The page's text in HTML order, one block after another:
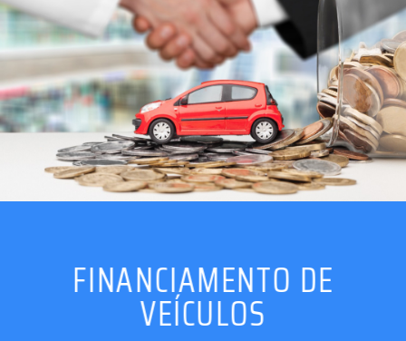
FINANCIAMENTO DE
VEÍCULOS